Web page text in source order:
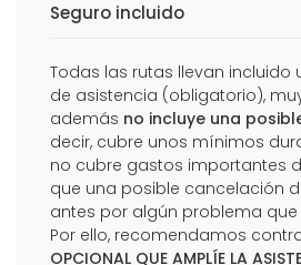
Seguro incluido
Todas las rutas llevan incluido
de asistencia (obligatorio),
además no incluye una
decir, cubre unos mínimos
no cubre gastos importantes
que una posible cancelación
antes por algún problema que
Por ello, recomendamos
OPCIONAL QUE AMPLÍE LA